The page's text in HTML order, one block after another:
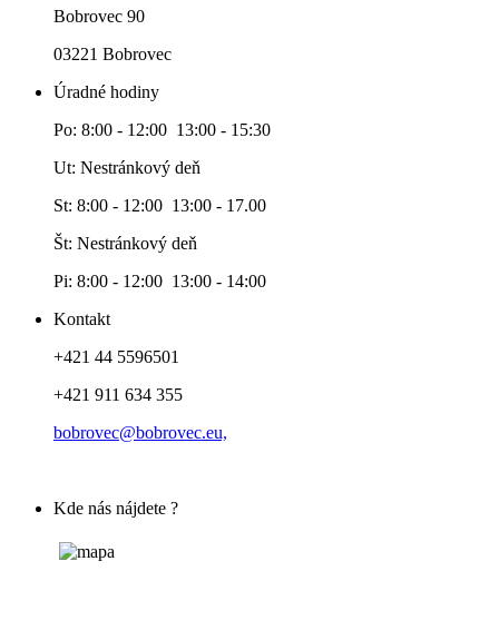
Bobrovec 90
03221 Bobrovec
Úradné hodiny
Po: 8:00 - 12:00 13:00 - 15:30
Ut: Nestránkový deň
St: 8:00 - 12:00 13:00 - 17.00
Št: Nestránkový deň
Pi: 8:00 - 12:00 13:00 - 14:00
Kontakt
+421 44 5596501
+421 911 634 355
bobrovec@bobrovec.eu,
Kde nás nájdete ?